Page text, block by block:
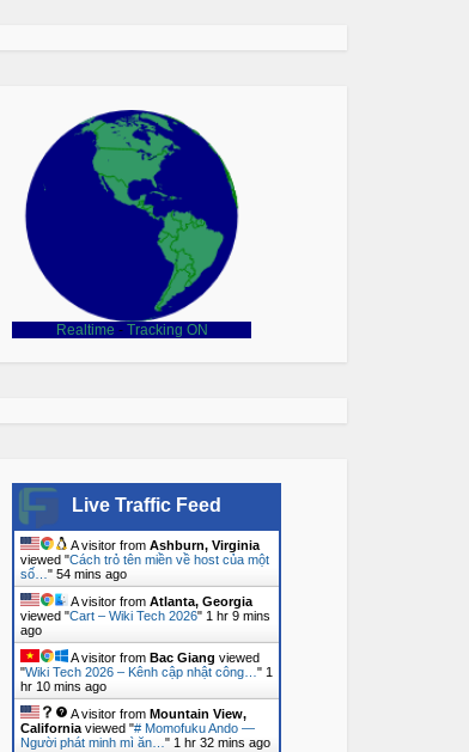
Realtime - Tracking ON
Live Traffic Feed
A visitor from Ashburn, Virginia
viewed "Cách trỏ tên miền về host của một
số… " 54 mins ago
A visitor from Atlanta, Georgia
viewed "Cart – Wiki Tech 2026" 1 hr 9 mins
ago
A visitor from Bac Giang viewed
"Wiki Tech 2026 – Kênh cập nhật công… " 1
hr 10 mins ago
A visitor from Mountain View,
California viewed "# Momofuku Ando —
Người phát minh mì ăn… " 1 hr 32 mins ago